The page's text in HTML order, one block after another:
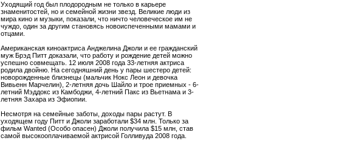
Уходящий год был плодородным не только в карьере
знаменитостей, но и семейной жизни звезд. Великие люди из
мира кино и музыки, показали, что ничто человеческое им не
чуждо, один за другим становясь новоиспеченными мамами и
отцами.
Американская киноактриса Анджелина Джоли и ее гражданский
муж Брэд Питт доказали, что работу и рождение детей можно
успешно совмещать. 12 июля 2008 года 33-летняя актриса
родила двойню. На сегодняшний день у пары шестеро детей:
новорожденные близнецы (мальчик Нокс Леон и девочка
Вивьенн Марчелин), 2-летняя дочь Шайло и трое приемных - 6-
летний Мэддокс из Камбоджи, 4-летний Пакс из Вьетнама и 3-
летняя Захара из Эфиопии.
Несмотря на семейные заботы, доходы пары растут. В
уходящем году Питт и Джоли заработали $34 млн. Только за
фильм Wanted (Особо опасен) Джоли получила $15 млн, став
самой высокооплачиваемой актрисой Голливуда 2008 года.